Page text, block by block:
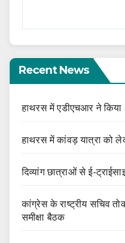
Recent News
हाथरस में एडीएचआर ने किया
हाथरस में कांवड़ यात्रा को
दिव्यांग छात्राओं से ई-
कांग्रेस के राष्ट्रीय सचिव
समीक्षा बैठक